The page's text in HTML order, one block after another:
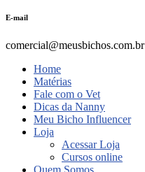
E-mail
comercial@meusbichos.com.br
Home
Matérias
Fale com o Vet
Dicas da Nanny
Meu Bicho Influencer
Loja
Acessar Loja
Cursos online